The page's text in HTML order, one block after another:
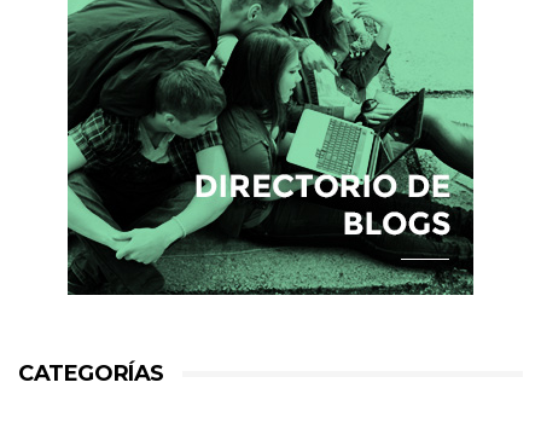
CATEGORÍAS